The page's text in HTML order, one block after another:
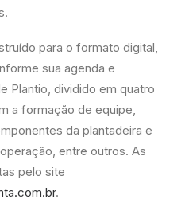
para o formato digital,
sua agenda e
Plantio, dividido em quatro
a formação de equipe,
da plantadeira e
entre outros. As
pelo site
.